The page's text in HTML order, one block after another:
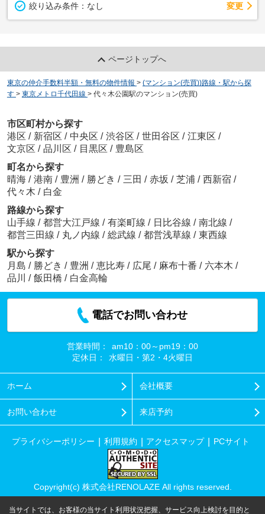
絞り込み条件： なし 変更
ページトップへ
東京の仲介手数料半額・無料の物件情報 > (マンション(売買))路線・駅から探
す > 東京メトロ千代田線 > 代々木公園駅のマンション(売買)
市区町村から探す
港区 / 新宿区 / 中央区 / 渋谷区 / 世田谷区 / 江東区 /
文京区 / 品川区 / 目黒区 / 豊島区
町名から探す
晴海 / 港南 / 豊洲 / 勝どき / 三田 / 赤坂 / 芝浦 / 西新宿 /
代々木 / 白金
路線から探す
山手線 / 都営大江戸線 / 有楽町線 / 日比谷線 / 南北線 /
都営三田線 / 丸ノ内線 / 総武線 / 都営浅草線 / 東西線
駅から探す
月島 / 勝どき / 豊洲 / 恵比寿 / 広尾 / 麻布十番 / 六本木 /
品川
/ 飯田橋 / 白金高輪
電話でお問い合わせ
営業時間：
am10：00～pm19：00
定休日：
水曜日・第2・4火曜日
ホーム 会社概要
お問い合わせ 来店予約
プライバシーポリシー 利用規約 アクセスマップ PCサイト
Copyright(c) 株式会社RENOLAZE All rights reserved.
当サイトでは、お客様の当サイト利用状況把握、サービス向上検討を目的と